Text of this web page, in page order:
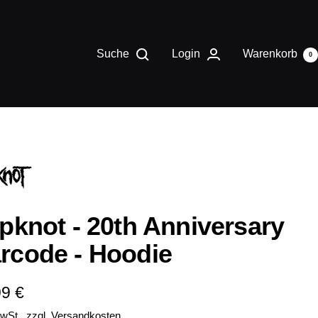
Suche Login Warenkorb 0
- 20th Anniversary
- Hoodie
€
zzgl. Versandkosten